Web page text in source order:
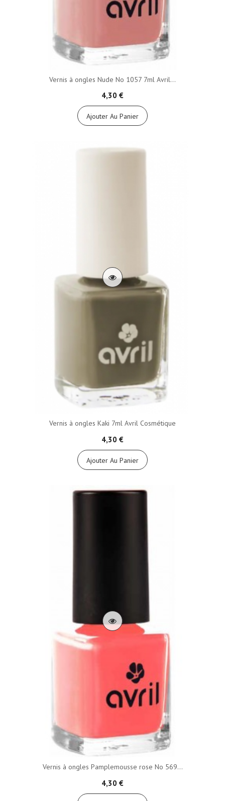
Vernis à ongles Nude No 1057 7ml Avril...
4,30 €
Ajouter Au Panier
Vernis à ongles Kaki 7ml Avril Cosmétique
4,30 €
Ajouter Au Panier
Vernis à ongles Pamplemousse rose No 569...
4,30 €